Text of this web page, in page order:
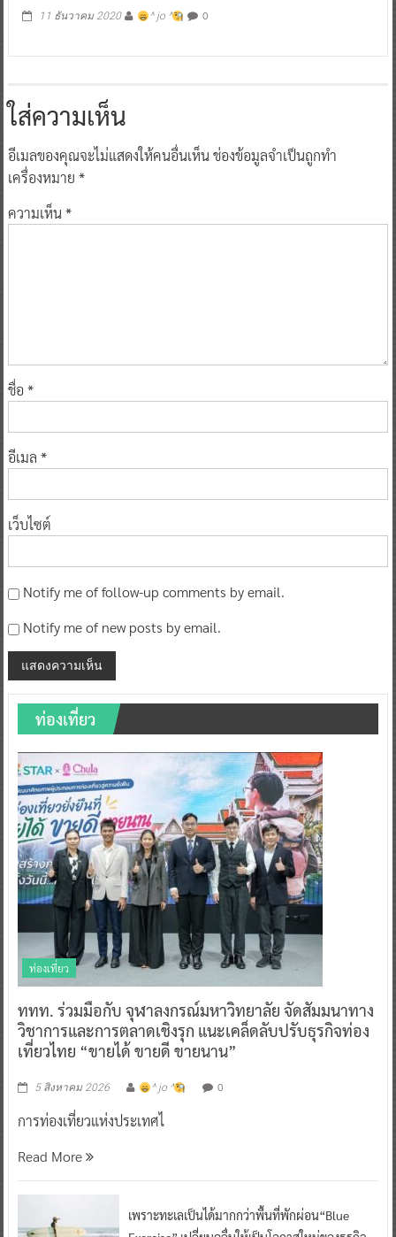
11 ธันวาคม 2020 ^ jo ^ 0
ใส่ความเห็น
อีเมลของคุณจะไม่แสดงให้คนอื่นเห็นช่องข้อมูลจำเป็นถูกทำ
เครื่องหมาย *
ความเห็น*
ชื่อ *
อีเมล *
เว็บไซต์
Notify me of follow-up comments by email.
Notify me of new posts by email.
ท่องเที่ยว
ท่องเที่ยว
ททท. ร่วมมือกับ จุฬาลงกรณ์มหาวิทยาลัย จัดสัมมนาทาง
วิชาการและการตลาดเชิงรุก แนะเคล็ดลับปรับธุรกิจท่อง
เที่ยวไทย “ขายได้ ขายดี ขายนาน”
5 สิงหาคม 2026 ^ jo ^ 0
การท่องเที่ยวแห่งประเทศไ
Read More
เพราะทะเลเป็นได้มากกว่าพื้นที่พักผ่อน“Blue